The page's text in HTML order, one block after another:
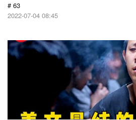
# 63
2022-07-04 08:45